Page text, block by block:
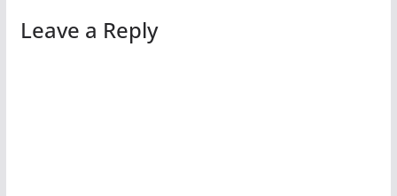
Leave a Reply